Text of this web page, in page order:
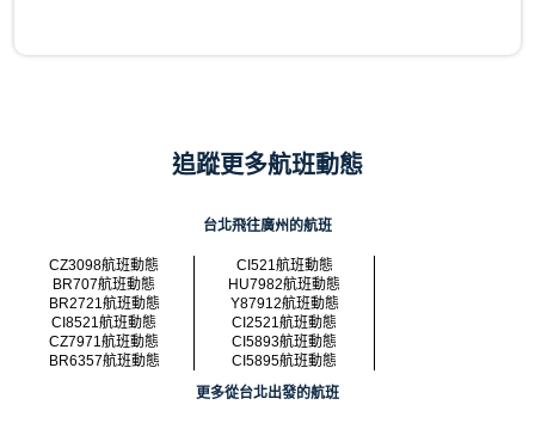
追蹤更多航班動態
台北飛往廣州的航班
CZ3098航班動態
CI521航班動態
BR707航班動態
HU7982航班動態
BR2721航班動態
Y87912航班動態
CI8521航班動態
CI2521航班動態
CZ7971航班動態
CI5893航班動態
BR6357航班動態
CI5895航班動態
更多從台北出發的航班